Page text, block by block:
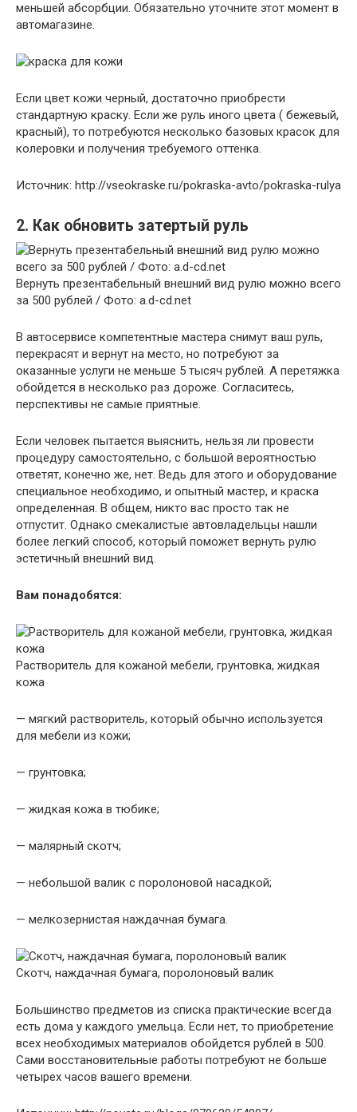
меньшей абсорбции. Обязательно уточните этот момент в
автомагазине.
Если цвет кожи черный, достаточно приобрести
стандартную краску. Если же руль иного цвета ( бежевый,
красный), то потребуются несколько базовых красок для
колеровки и получения требуемого оттенка.
Источник: http://vseokraske.ru/pokraska-avto/pokraska-rulya
2. Как обновить затертый руль
Вернуть презентабельный внешний вид рулю можно всего
за 500 рублей / Фото: a.d-cd.net
В автосервисе компетентные мастера снимут ваш руль,
перекрасят и вернут на место, но потребуют за
оказанные услуги не меньше 5 тысяч рублей. А перетяжка
обойдется в несколько раз дороже. Согласитесь,
перспективы не самые приятные.
Если человек пытается выяснить, нельзя ли провести
процедуру самостоятельно, с большой вероятностью
ответят, конечно же, нет. Ведь для этого и оборудование
специальное необходимо, и опытный мастер, и краска
определенная. В общем, никто вас просто так не
отпустит. Однако смекалистые автовладельцы нашли
более легкий способ, который поможет вернуть рулю
эстетичный внешний вид.
Вам понадобятся:
Растворитель для кожаной мебели, грунтовка, жидкая
кожа
— мягкий растворитель, который обычно используется
для мебели из кожи;
— грунтовка;
— жидкая кожа в тюбике;
— малярный скотч;
— небольшой валик с поролоновой насадкой;
— мелкозернистая наждачная бумага.
Скотч, наждачная бумага, поролоновый валик
Большинство предметов из списка практические всегда
есть дома у каждого умельца. Если нет, то приобретение
всех необходимых материалов обойдется рублей в 500.
Сами восстановительные работы потребуют не больше
четырех часов вашего времени.